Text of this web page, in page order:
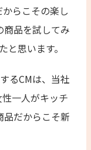
らこその楽し
商品を試してみ
思います。
るCMは、当社
一人がキッチ
品だからこそ新